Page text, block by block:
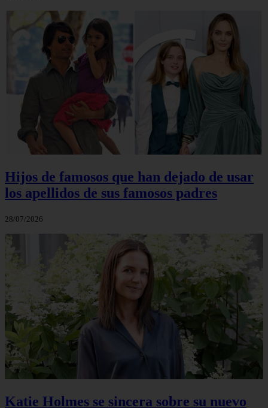
Hijos de famosos que han dejado de usar
los apellidos de sus famosos padres
28/07/2026
Katie Holmes se sincera sobre su nuevo